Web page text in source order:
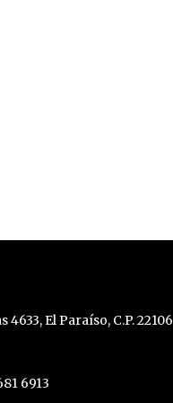
4633, El Paraíso, C.P. 22106
6913